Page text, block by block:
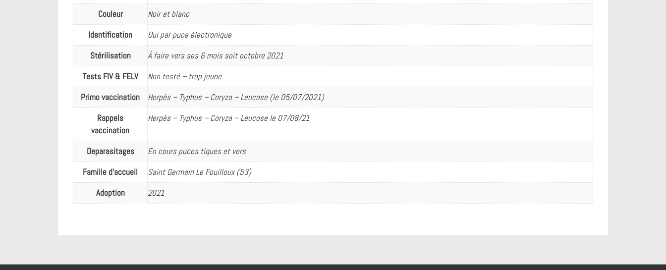
Couleur
Noir et blanc
Identification
Oui par puce électronique
Stérilisation
À faire vers ses 6 mois soit octobre 2021
Tests FIV & FELV
Non testé – trop jeune
Primo vaccination
Herpès – Typhus – Coryza – Leucose (le 05/07/2021)
Rappels
vaccination
Herpès – Typhus – Coryza – Leucose le 07/08/21
Deparasitages
En cours puces tiques et vers
Famille d'accueil
Saint Germain Le Fouilloux (53)
Adoption
2021